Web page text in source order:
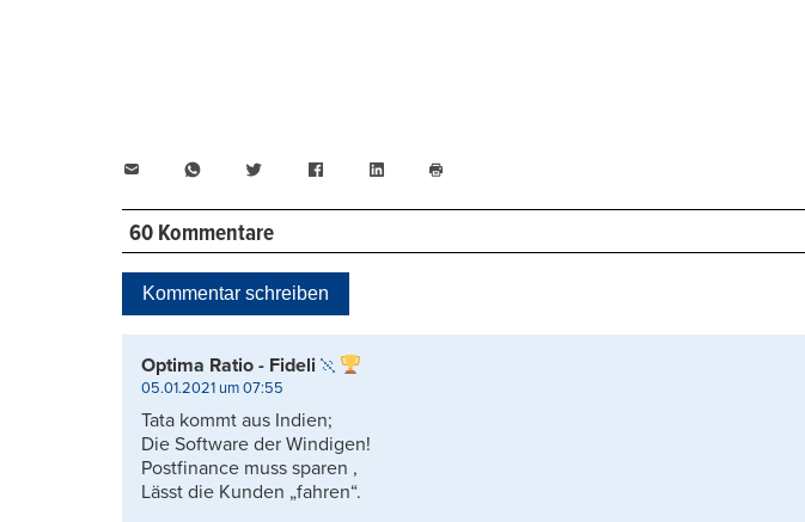
WhatsAppTwitter FacebookLinkedIn
drucken
60 Kommentare
Kommentar schreiben
Optima Ratio - Fideli
05.01.2021 um 07:55
Tata kommt aus Indien;
Die Software der Windigen!
Postfinance muss sparen ,
Lässt die Kunden „fahren“.